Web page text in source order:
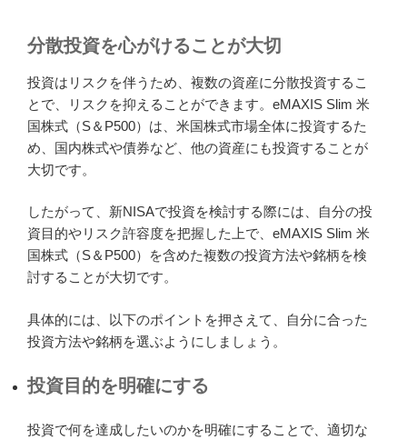
分散投資を心がけることが大切
投資はリスクを伴うため、複数の資産に分散投資するこ
とで、リスクを抑えることができます。eMAXIS Slim 米
国株式（S＆P500）は、米国株式市場全体に投資するた
め、国内株式や債券など、他の資産にも投資することが
大切です。
したがって、新NISAで投資を検討する際には、自分の投
資目的やリスク許容度を把握した上で、eMAXIS Slim 米
国株式（S＆P500）を含めた複数の投資方法や銘柄を検
討することが大切です。
具体的には、以下のポイントを押さえて、自分に合った
投資方法や銘柄を選ぶようにしましょう。
投資目的を明確にする
投資で何を達成したいのかを明確にすることで、適切な